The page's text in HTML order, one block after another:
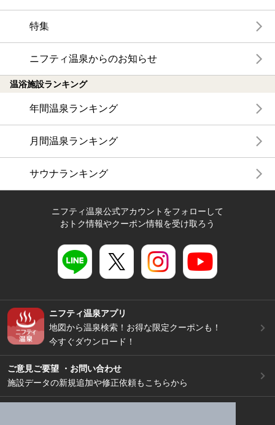
特集
ニフティ温泉からのお知らせ
温浴施設ランキング
年間温泉ランキング
月間温泉ランキング
サウナランキング
ニフティ温泉公式アカウントをフォローして
おトク情報やクーポン情報を受け取ろう
ニフティ温泉アプリ
地図から温泉検索！お得な限定クーポンも！
今すぐダウンロード！
ご意見ご要望 ・お問い合わせ
施設データの新規追加や修正依頼もこちらから